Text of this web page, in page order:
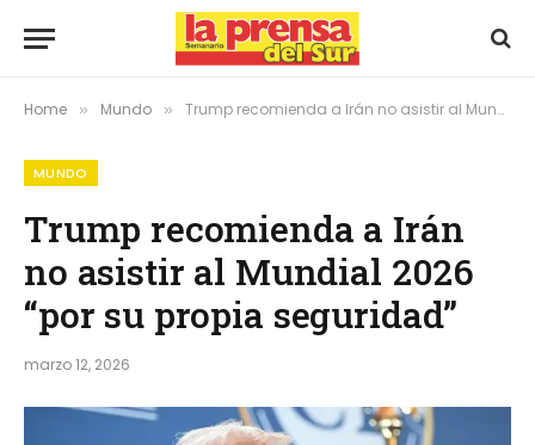
Home » Mundo » Trump recomienda a Irán no asistir al Mundial 2026 “por su propia seguridad”
MUNDO
Trump recomienda a Irán
no asistir al Mundial 2026
“por su propia seguridad”
marzo 12, 2026